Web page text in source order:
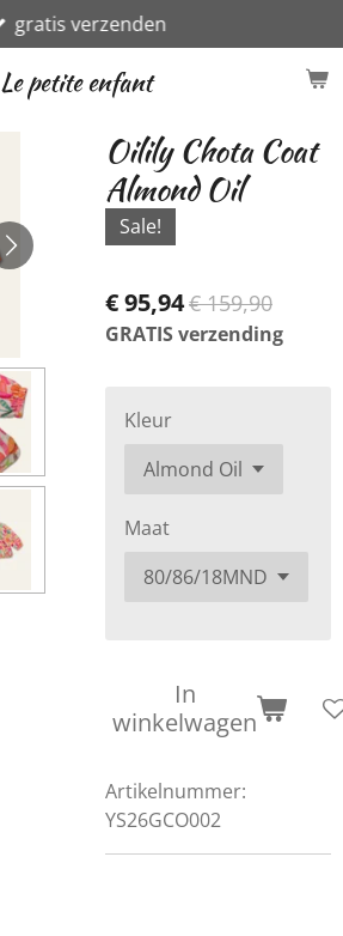
Le petite enfant
gratis verzenden
Oilily Chota Coat
Almond Oil
Sale!
€ 95,94€ 159,90
GRATIS verzending
Kleur
Maat
In
winkelwagen
Artikelnummer:
YS26GCO002